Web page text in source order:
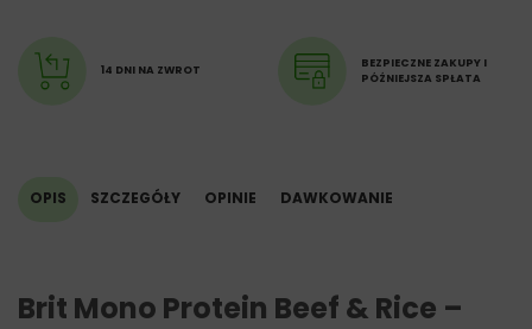
wilgotność (78%),
popiół surowy (2%),
14 DNI NA ZWROT
BEZPIECZNE ZAKUPY I
PÓŹNIEJSZA SPŁATA
OPIS SZCZEGÓŁY OPINIE DAWKOWANIE
Brit Mono Protein Beef & Rice –